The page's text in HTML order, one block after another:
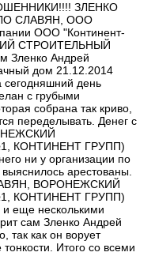
ЗЛЕНКО
СЛАВЯН, ООО
ООО "Континент-
СТРОИТЕЛЬНЫЙ
Зленко Андрей
дом 21.12.2014
сегодняшний день
с грубыми
собрана так криво,
переделывать. Денег с
КОНТИНЕНТ ГРУПП)
ни у организации по
арестованы.
ВОРОНЕЖСКИЙ
КОНТИНЕНТ ГРУПП)
еще несколькими
сам Зленко Андрей
так как он ворует
Итого со всеми